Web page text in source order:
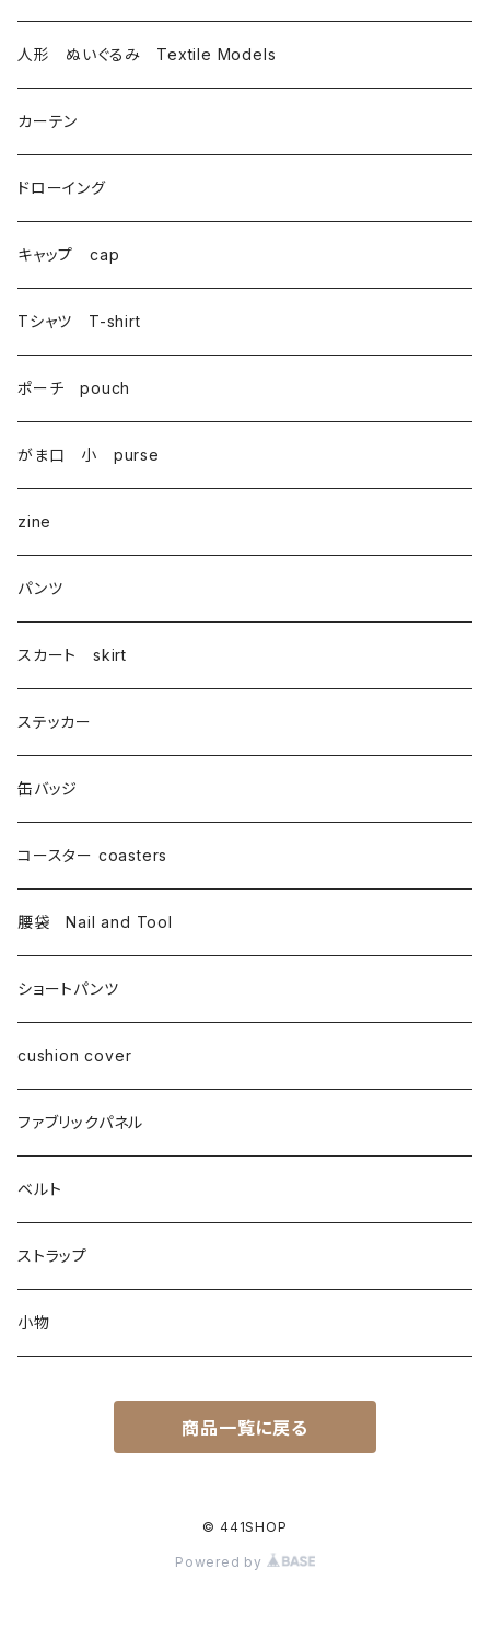
トートバッグ totebag
サコッシュ Sacoche
がま口 大 mini bag
巾着 Drawstring
人形 ぬいぐるみ Textile Models
カーテン
ドローイング
キャップ cap
Tシャツ T-shirt
ポーチ pouch
がま口 小 purse
zine
パンツ
スカート skirt
ステッカー
缶バッジ
コースター coasters
腰袋 Nail and Tool
ショートパンツ
cushion cover
ファブリックパネル
ベルト
ストラップ
小物
商品一覧に戻る
© 441SHOP
Powered by